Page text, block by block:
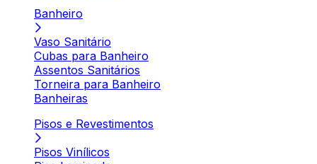
Banheiro
Vaso Sanitário
Cubas para Banheiro
Assentos Sanitários
Torneira para Banheiro
Banheiras
Pisos e Revestimentos
Pisos Vinílicos